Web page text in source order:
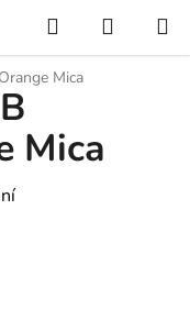
Hledat
KOŠÍK
Mica
Mica